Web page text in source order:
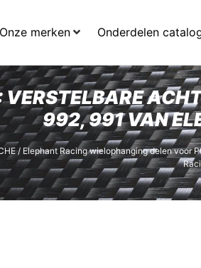
Onze merken Onderdelen
992, 991 VAN
/ Elephant Racing wielophanging delen voor